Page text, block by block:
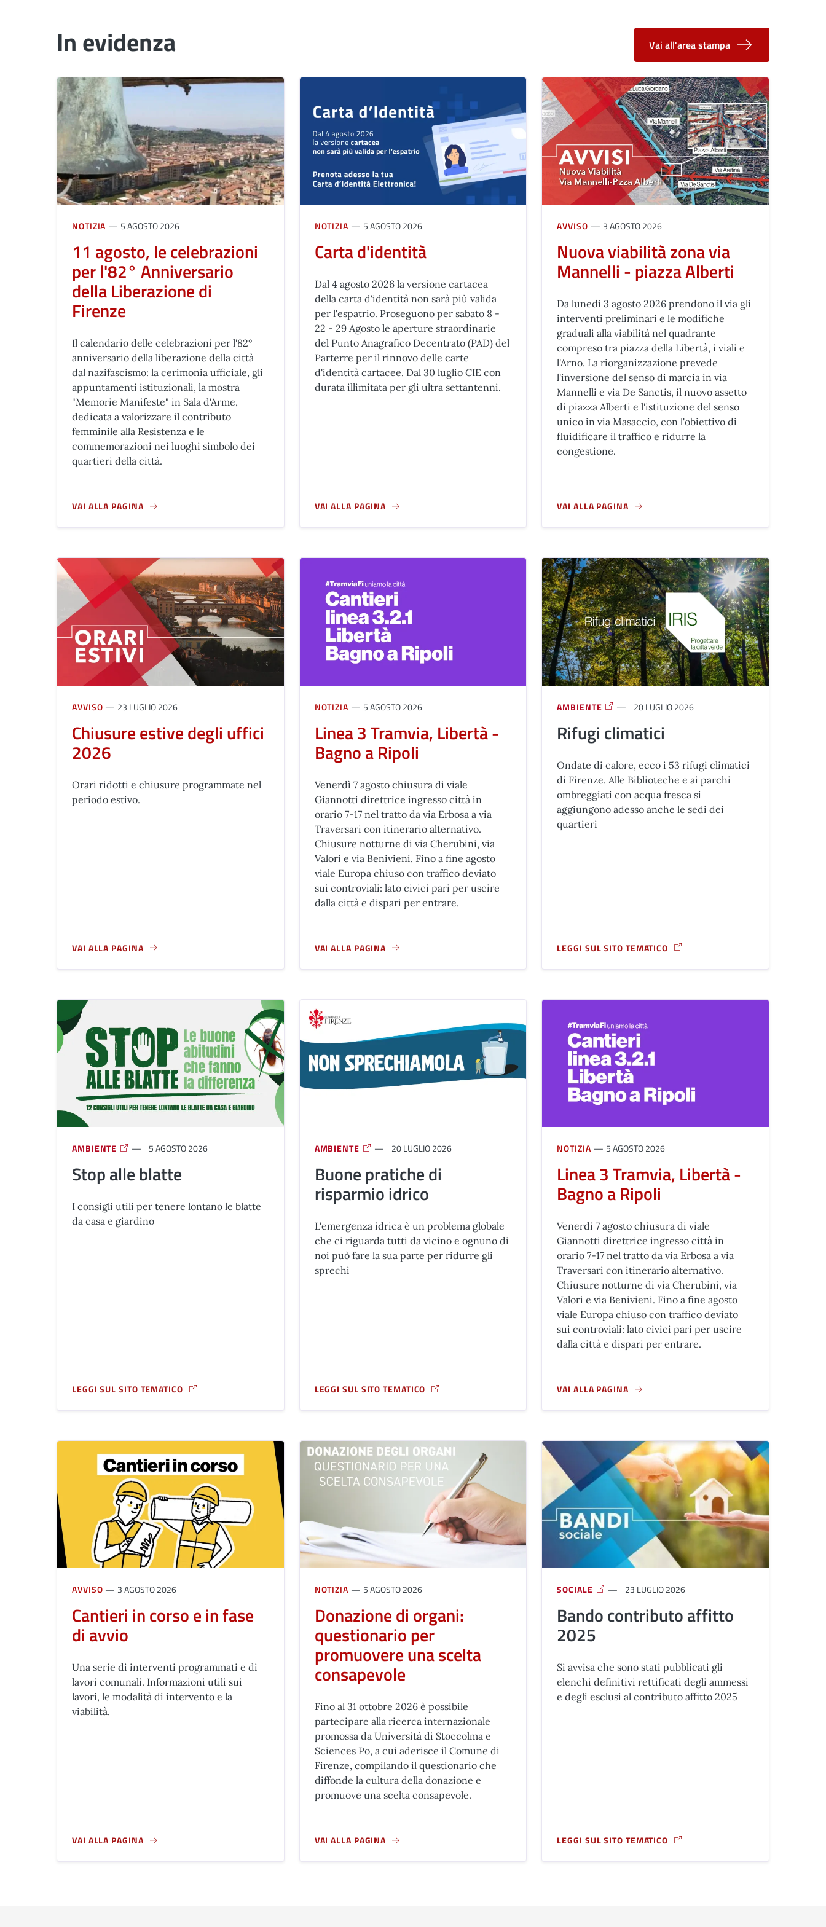
In evidenza Vai all'area stampa
NOTIZIA 5 AGOSTO 2026
11 agosto, le celebrazioni
per l'82° Anniversario
della Liberazione di
Firenze
Il calendario delle celebrazioni per l'82°
anniversario della liberazione della città
dal nazifascismo: la cerimonia ufficiale, gli
appuntamenti istituzionali, la mostra
"Memorie Manifeste" in Sala d'Arme,
dedicata a valorizzare il contributo
femminile alla Resistenza e le
commemorazioni nei luoghi simbolo dei
quartieri della città.
VAI ALLA PAGINA
A PROPOSITO DI 11 AGOSTO, LE CELEBRAZIONI PER L'82° ANNIVERSARIO DELLA LIBERAZIONE DI FIRENZE
NOTIZIA 5 AGOSTO 2026
Carta d'identità
Dal 4 agosto 2026 la versione cartacea
della carta d'identità non sarà più valida
per l'espatrio. Proseguono per sabato 8 -
22 - 29 Agosto le aperture straordinarie
del Punto Anagrafico Decentrato (PAD) del
Parterre per il rinnovo delle carte
d'identità cartacee. Dal 30 luglio CIE con
durata illimitata per gli ultra settantenni.
VAI ALLA PAGINA
A PROPOSITO DI CARTA D'IDENTITÀ
AVVISO 3 AGOSTO 2026
Nuova viabilità zona via
Mannelli - piazza Alberti
Da lunedì 3 agosto 2026 prendono il via gli
interventi preliminari e le modifiche
graduali alla viabilità nel quadrante
compreso tra piazza della Libertà, i viali e
l'Arno. La riorganizzazione prevede
l'inversione del senso di marcia in via
Mannelli e via De Sanctis, il nuovo assetto
di piazza Alberti e l'istituzione del senso
unico in via Masaccio, con l'obiettivo di
fluidificare il traffico e ridurre la
congestione.
VAI ALLA PAGINA
A PROPOSITO DI NUOVA VIABILITÀ ZONA VIA MANNELLI -
AVVISO 23 LUGLIO 2026
Chiusure estive degli uffici
2026
Orari ridotti e chiusure programmate nel
periodo estivo.
VAI ALLA PAGINA
A PROPOSITO DI CHIUSURE ESTIVE DEGLI UFFICI 2026
NOTIZIA 5 AGOSTO 2026
Linea 3 Tramvia, Libertà -
Bagno a Ripoli
Venerdì 7 agosto chiusura di viale
Giannotti direttrice ingresso città in
orario 7-17 nel tratto da via Erbosa a via
Traversari con itinerario alternativo.
Chiusure notturne di via Cherubini, via
Valori e via Benivieni. Fino a fine agosto
viale Europa chiuso con traffico deviato
sui controviali: lato civici pari per uscire
dalla città e dispari per entrare.
VAI ALLA PAGINA
A PROPOSITO DI LINEA 3 TRAMVIA, LIBERTÀ - BAGNO A RIPOLI
AMBIENTE 20 LUGLIO 2026
Rifugi climatici
Ondate di calore, ecco i 53 rifugi climatici
di Firenze. Alle Biblioteche e ai parchi
ombreggiati con acqua fresca si
aggiungono adesso anche le sedi dei
quartieri
LEGGI SUL SITO TEMATICO
A PROPOSITO DI RIFUGI CLIMATICI
AMBIENTE 5 AGOSTO 2026
Stop alle blatte
I consigli utili per tenere lontano le blatte
da casa e giardino
LEGGI SUL SITO TEMATICO
A PROPOSITO DI STOP ALLE BLATTE
AMBIENTE 20 LUGLIO 2026
Buone pratiche di
risparmio idrico
L'emergenza idrica è un problema globale
che ci riguarda tutti da vicino e ognuno di
noi può fare la sua parte per ridurre gli
sprechi
LEGGI SUL SITO TEMATICO
A PROPOSITO DI BUONE PRATICHE DI RISPARMIO IDRICO
NOTIZIA 5 AGOSTO 2026
Linea 3 Tramvia, Libertà -
Bagno a Ripoli
Venerdì 7 agosto chiusura di viale
Giannotti direttrice ingresso città in
orario 7-17 nel tratto da via Erbosa a via
Traversari con itinerario alternativo.
Chiusure notturne di via Cherubini, via
Valori e via Benivieni. Fino a fine agosto
viale Europa chiuso con traffico deviato
sui controviali: lato civici pari per uscire
dalla città e dispari per entrare.
VAI ALLA PAGINA
A PROPOSITO DI LINEA 3 TRAMVIA, LIBERTÀ - BAGNO A RIPOLI
AVVISO 3 AGOSTO 2026
Cantieri in corso e in fase
di avvio
Una serie di interventi programmati e di
lavori comunali. Informazioni utili sui
lavori, le modalità di intervento e la
viabilità.
VAI ALLA PAGINA
A PROPOSITO DI CANTIERI IN CORSO E IN FASE DI AVVIO
NOTIZIA 5 AGOSTO 2026
Donazione di organi:
questionario per
promuovere una scelta
consapevole
Fino al 31 ottobre 2026 è possibile
partecipare alla ricerca internazionale
promossa da Università di Stoccolma e
Sciences Po, a cui aderisce il Comune di
Firenze, compilando il questionario che
diffonde la cultura della donazione e
promuove una scelta consapevole.
VAI ALLA PAGINA
A PROPOSITO DI DONAZIONE DI ORGANI: QUESTIONARIO PER PROMUOVERE UNA SCELTA CONSAPEVOLE
SOCIALE 23 LUGLIO 2026
Bando contributo affitto
2025
Si avvisa che sono stati pubblicati gli
elenchi definitivi rettificati degli ammessi
e degli esclusi al contributo affitto 2025
LEGGI SUL SITO TEMATICO
A PROPOSITO DI BANDO CONTRIBUTO AFFITTO 2025